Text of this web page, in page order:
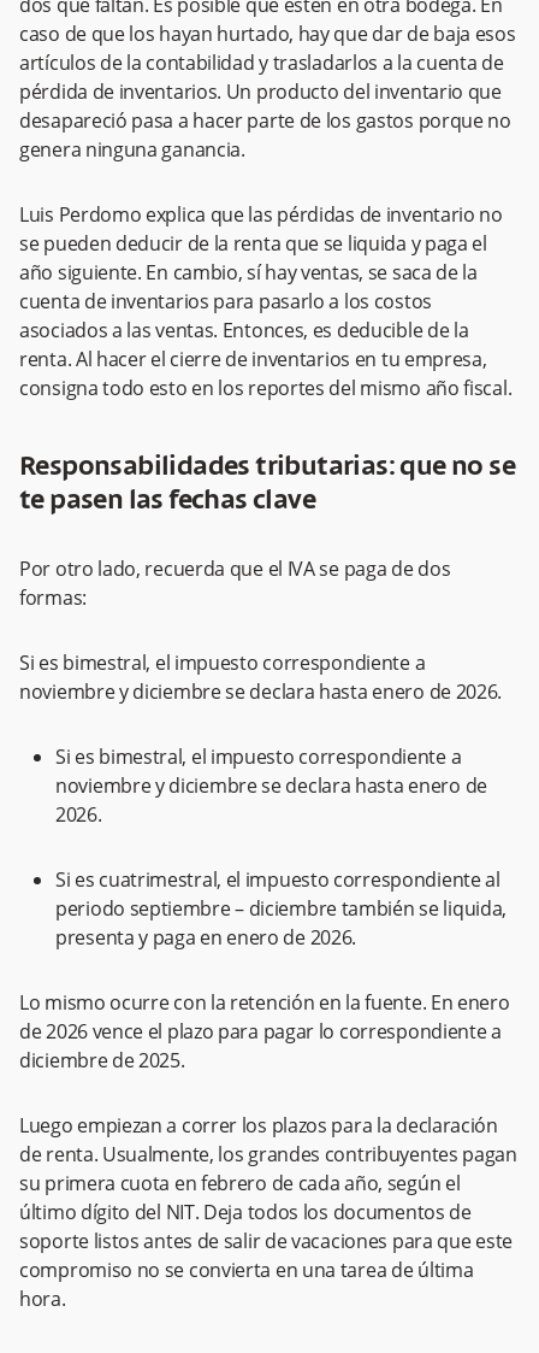
caso de que los hayan hurtado, hay que dar de baja esos
artículos de la contabilidad y trasladarlos a la cuenta de
pérdida de inventarios. Un producto del inventario que
desapareció pasa a hacer parte de los gastos porque no
genera ninguna ganancia.
Luis Perdomo explica que las pérdidas de inventario no
se pueden deducir de la renta que se liquida y paga el
año siguiente. En cambio, sí hay ventas, se saca de la
cuenta de inventarios para pasarlo a los costos
asociados a las ventas. Entonces, es deducible de la
renta. Al hacer el cierre de inventarios en tu empresa,
consigna todo esto en los reportes del mismo año fiscal.
Responsabilidades tributarias: que no se
te pasen las fechas clave
Por otro lado, recuerda que el IVA se paga de dos
formas:
Si es bimestral, el impuesto correspondiente a
noviembre y diciembre se declara hasta enero de 2026.
Si es bimestral, el impuesto correspondiente a
noviembre y diciembre se declara hasta enero de
2026.
Si es cuatrimestral, el impuesto correspondiente al
periodo septiembre – diciembre también se liquida,
presenta y paga en enero de 2026.
Lo mismo ocurre con la retención en la fuente. En enero
de 2026 vence el plazo para pagar lo correspondiente a
diciembre de 2025.
Luego empiezan a correr los plazos para la declaración
de renta. Usualmente, los grandes contribuyentes pagan
su primera cuota en febrero de cada año, según el
último dígito del NIT. Deja todos los documentos de
soporte listos antes de salir de vacaciones para que este
compromiso no se convierta en una tarea de última
hora.